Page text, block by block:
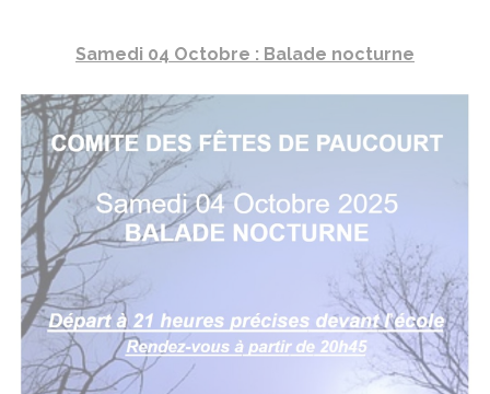
Samedi 04 Octobre : Balade nocturne